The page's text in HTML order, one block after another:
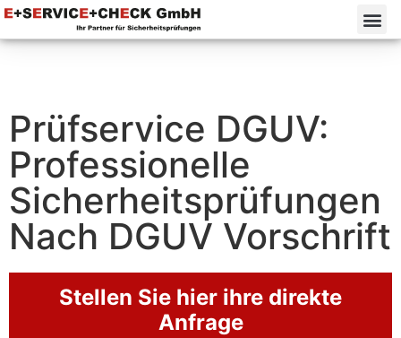
Prüfservice DGUV:
Professionelle
Sicherheitsprüfungen
Nach DGUV Vorschrift
Stellen Sie hier ihre direkte
Anfrage